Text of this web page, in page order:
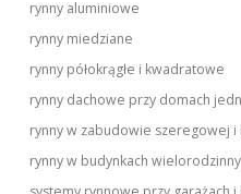
rynny aluminiowe
rynny miedziane
rynny półokrągłe i kwadratowe
rynny dachowe przy domach
rynny w zabudowie szeregowej i
rynny w budynkach